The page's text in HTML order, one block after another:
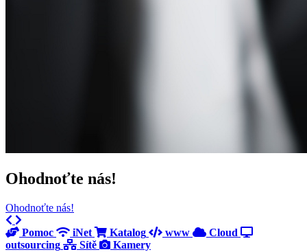
Ohodnoťte nás!
Ohodnoťte nás!
Previous
Pomoc
iNet Katalog www
Cloud
outsourcing
Sítě Kamery